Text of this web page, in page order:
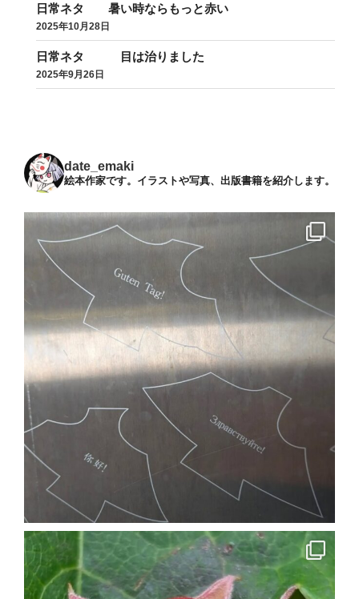
日常ネタ 暑い時ならもっと赤い
2025年10月28日
日常ネタ 目は治りました
2025年9月26日
date_emaki
絵本作家です。イラストや写真、出版書籍を紹介します。